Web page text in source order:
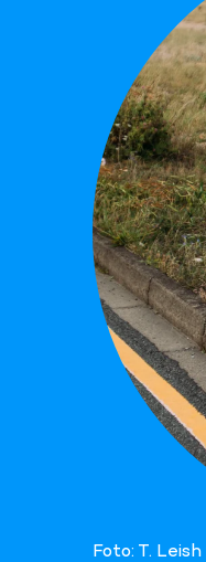
Foto: T.